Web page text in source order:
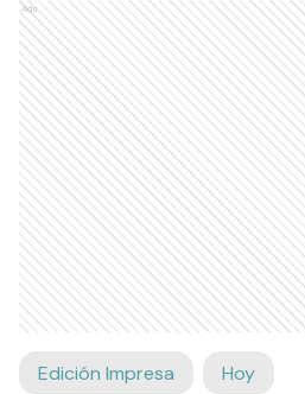
Ads
Edición Impresa Hoy